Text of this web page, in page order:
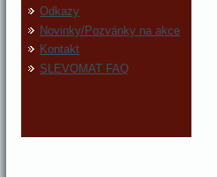
Odkazy
Novinky/Pozvánky na akce
Kontakt
SLEVOMAT FAQ